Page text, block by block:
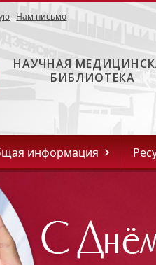
Нам письмо
НАУЧНАЯ
БИБЛИОТЕКА
информация